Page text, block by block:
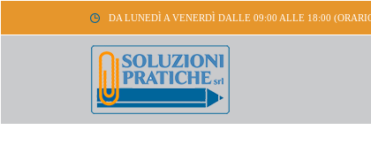
DA LUNEDÌ A VENERDÌ DALLE 09:00 ALLE 18:00